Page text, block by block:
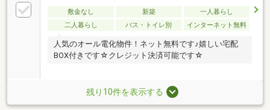
敷金なし 新築
一人暮らし
二人暮らし
バス・トイレ別 インターネット無料
人気のオール電化物件！ネット無料です♪嬉しい宅配
BOX付きです☆クレジット決済可能です☆
残り10件を表示する